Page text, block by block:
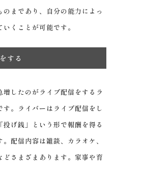
のまであり、自分の能力によっ
くことが可能です。
する
したのがライブ配信をするラ
す。ライバーはライブ配信をし
投げ銭」という形で報酬を得る
。配信内容は雑談、カラオケ、
どさまざまあります。家事や育